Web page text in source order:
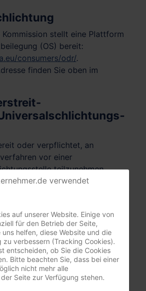
Kommission stellt eine Plattform
(OS) bereit:
consumers/odr/.
finden Sie oben im
oder verpflichtet, an
vor einer
teilzunehmen.
Pflegeunternehmer:innen
+ Südost)
verwendet
auf unserer Website. Einige von
für den Betrieb der Seite,
helfen, diese Website und die
zu verbessern (Tracking Cookies).
entscheiden, ob Sie die Cookies
Bitte beachten Sie, dass bei einer
nicht mehr alle
Seite zur Verfügung stehen.